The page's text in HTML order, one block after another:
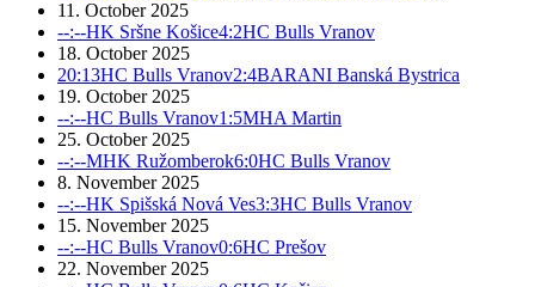
11. October 2025
--:--HK Sršne Košice4:2HC Bulls Vranov
18. October 2025
20:13HC Bulls Vranov2:4BARANI Banská Bystrica
19. October 2025
--:--HC Bulls Vranov1:5MHA Martin
25. October 2025
--:--MHK Ružomberok6:0HC Bulls Vranov
8. November 2025
--:--HK Spišská Nová Ves3:3HC Bulls Vranov
15. November 2025
--:--HC Bulls Vranov0:6HC Prešov
22. November 2025